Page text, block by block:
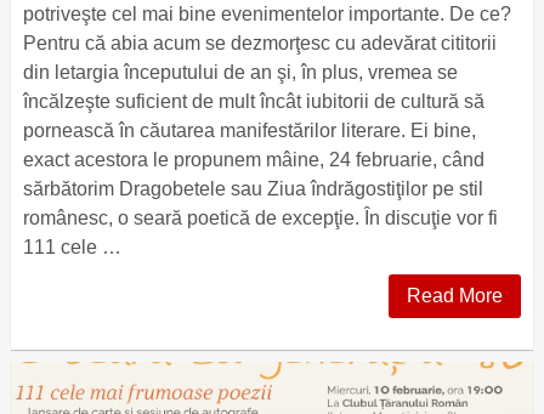
potriveşte cel mai bine evenimentelor importante. De ce?
Pentru că abia acum se dezmorţesc cu adevărat cititorii
din letargia începutului de an şi, în plus, vremea se
încălzeşte suficient de mult încât iubitorii de cultură să
pornească în căutarea manifestărilor literare. Ei bine,
exact acestora le propunem mâine, 24 februarie, când
sărbătorim Dragobetele sau Ziua îndrăgostiţilor pe stil
românesc, o seară poetică de excepţie. În discuţie vor fi
111 cele …
Read More